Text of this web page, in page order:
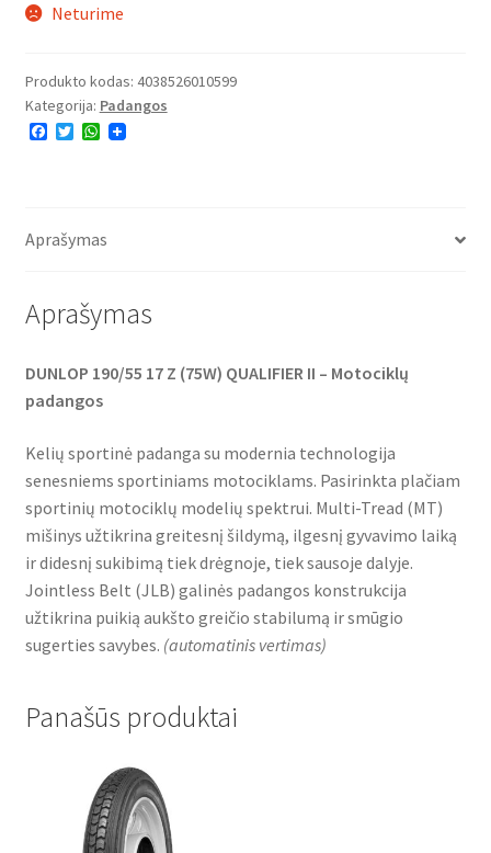
Neturime
Produkto kodas: 4038526010599
Kategorija: Padangos
F
o
T
r
W
p
Aprašymas
Aprašymas
DUNLOP 190/55 17 Z (75W) QUALIFIER II – Motociklų
padangos
Kelių sportinė padanga su modernia technologija
senesniems sportiniams motociklams. Pasirinkta plačiam
sportinių motociklų modelių spektrui. Multi-Tread (MT)
mišinys užtikrina greitesnį šildymą, ilgesnį gyvavimo laiką
ir didesnį sukibimą tiek drėgnoje, tiek sausoje dalyje.
Jointless Belt (JLB) galinės padangos konstrukcija
užtikrina puikią aukšto greičio stabilumą ir smūgio
sugerties savybes. (automatinis vertimas)
Panašūs produktai